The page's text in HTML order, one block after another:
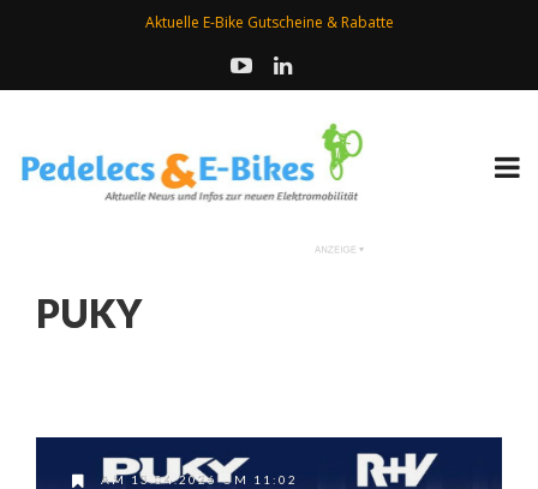
Aktuelle E-Bike Gutscheine & Rabatte
PUKY
AM 13.04.2026 UM 11:02